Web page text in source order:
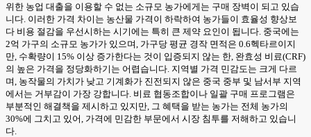
위한 농업 대출을 이용할 수 없는 소규모 농가에게는 구매 장벽이 되고 있습
니다. 이러한 가격 차이는 농산물 가격이 하락하여 농가들이 효율성 향상보
다 비용 절감을 우선시하는 시기에는 특히 큰 제약 요인이 됩니다. 중국에는
2억 가구의 소규모 농가가 있으며, 가구당 평균 경작 면적은 0.6헥타르이지
만, 수확량이 15% 이상 증가한다는 것이 입증되지 않는 한, 완효성 비료(CRF)
의 높은 가격을 정당화하기는 어렵습니다. 지역별 가격 민감도는 크게 다르
며, 농작물의 가치가 낮고 기계화가 진전되지 않은 중국 중부 및 남서부 지역
에서는 거부감이 가장 강합니다. 비료 협동조합이나 일괄 구매 프로그램은
부분적인 해결책을 제시하고 있지만, 그 혜택을 받는 농가는 전체 농가의
30%에 그치고 있어, 가격에 민감한 부문에서 시장 침투를 저해하고 있습니
다.